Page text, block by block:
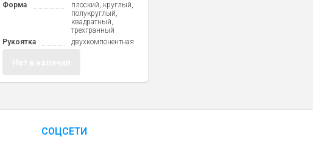
Форма
плоский, круглый,
полукруглый,
квадратный,
трехгранный
Рукоятка
двухкомпонентная
СОЦСЕТИ